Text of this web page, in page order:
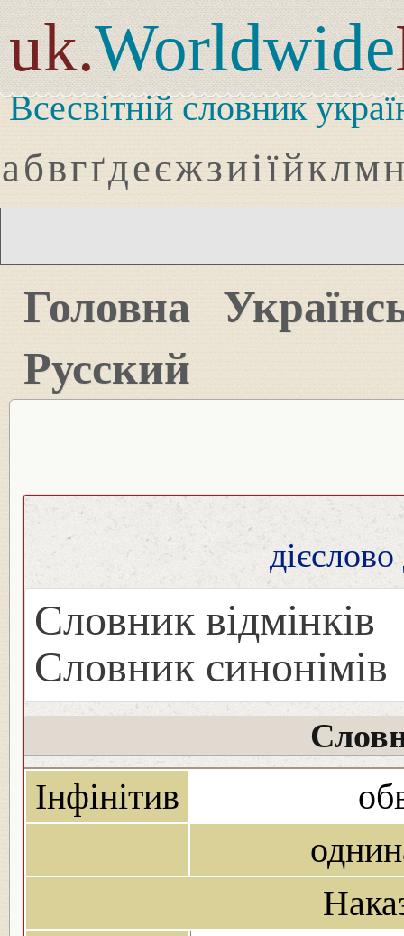
uk.Worldwide
Всесвітній словник
абвгґдеєжзиіїйклмн
Головна
Русский
Словник відмінків
Словник синонімів
Інфінітив